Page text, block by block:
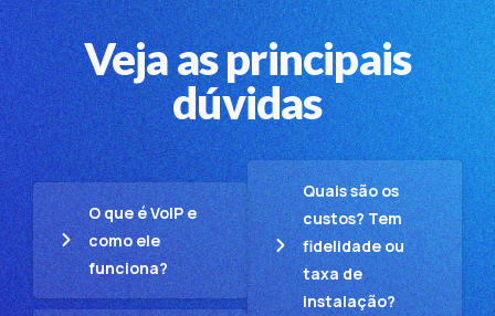
Veja as principais
dúvidas
O que é VoIP e
como ele
funciona?
Quais são os
custos? Tem
fidelidade ou
taxa de
instalação?